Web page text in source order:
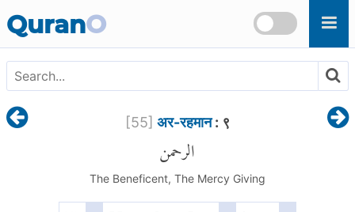
QuranO
[55] अर-रहमान: ९
الرحمن
The Beneficent, The Mercy Giving